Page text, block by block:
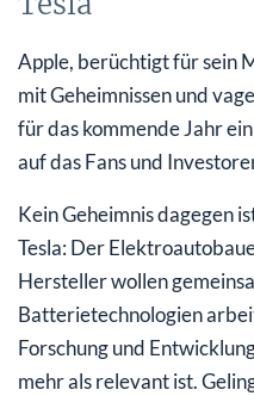
Apple, berüchtigt für sein
mit Geheimnissen und
für das kommende Jahr
auf das Fans und
Kein Geheimnis dagegen
Tesla: Der
Hersteller wollen
Batterietechnologien
Forschung und
mehr als relevant ist.